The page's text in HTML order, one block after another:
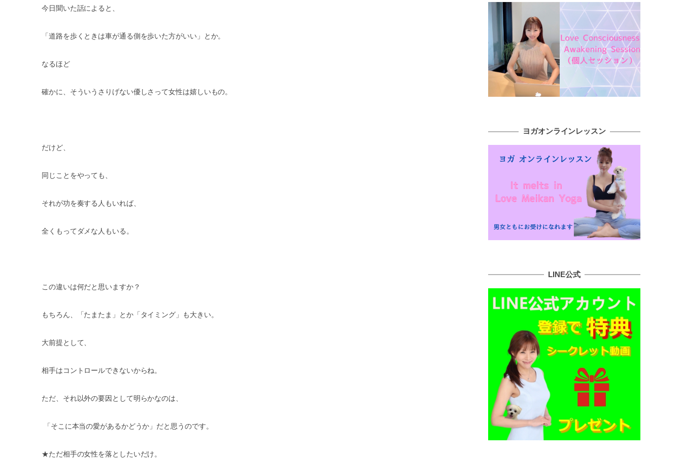
今日聞いた話によると、
「道路を歩くときは車が通る側を歩いた方がいい」とか。
なるほど
確かに、そういうさりげない優しさって女性は嬉しいもの。
だけど、
同じことをやっても、
それが功を奏する人もいれば、
全くもってダメな人もいる。
この違いは何だと思いますか？
もちろん、「たまたま」とか「タイミング」も大きい。
大前提として、
相手はコントロールできないからね。
ただ、それ以外の要因として明らかなのは、
「そこに本当の愛があるかどうか」だと思うのです。
★ただ相手の女性を落としたいだけ。
ヨガオンラインレッスン
LINE公式